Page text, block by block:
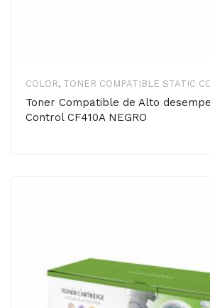
COLOR, TONER COMPATIBLE STATIC
Toner Compatible de Alto
Control CF410A NEGRO